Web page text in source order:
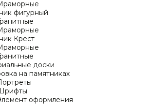
фигурный
Крест
доски
на памятниках
оформления